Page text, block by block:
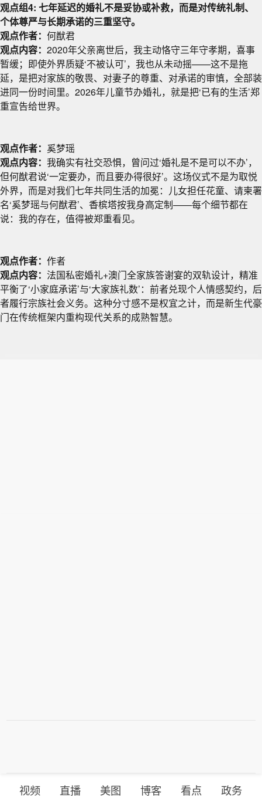
观点组4: 七年延迟的婚礼不是妥协或补救，而是对传统礼制、
个体尊严与长期承诺的三重坚守。
观点作者： 何猷君
观点内容： 2020年父亲离世后，我主动恪守三年守孝期，喜事
暂缓；即使外界质疑‘不被认可’，我也从未动摇——这不是拖
延，是把对家族的敬畏、对妻子的尊重、对承诺的审慎，全部装
进同一份时间里。2026年儿童节办婚礼，就是把‘已有的生活’郑
重宣告给世界。
观点作者： 奚梦瑶
观点内容： 我确实有社交恐惧，曾问过‘婚礼是不是可以不办’，
但何猷君说‘一定要办，而且要办得很好’。这场仪式不是为取悦
外界，而是对我们七年共同生活的加冕：儿女担任花童、请柬署
名‘奚梦瑶与何猷君’、香槟塔按我身高定制——每个细节都在
说：我的存在，值得被郑重看见。
观点作者： 作者
观点内容： 法国私密婚礼+澳门全家族答谢宴的双轨设计，精准
平衡了‘小家庭承诺’与‘大家族礼数’：前者兑现个人情感契约，后
者履行宗族社会义务。这种分寸感不是权宜之计，而是新生代豪
门在传统框架内重构现代关系的成熟智慧。
视频 直播 美图 博客 看点 政务